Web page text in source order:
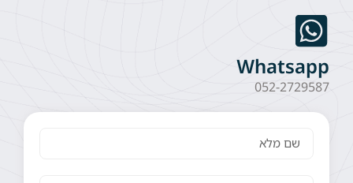
Whatsapp
052-2729587